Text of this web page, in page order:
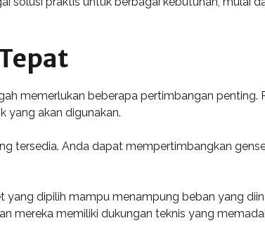
memerlukan beberapa pertimbangan penting.
yang akan digunakan.
tersedia. Anda dapat mempertimbangkan
dipilih mampu menampung beban yang
mereka memiliki dukungan teknis yang